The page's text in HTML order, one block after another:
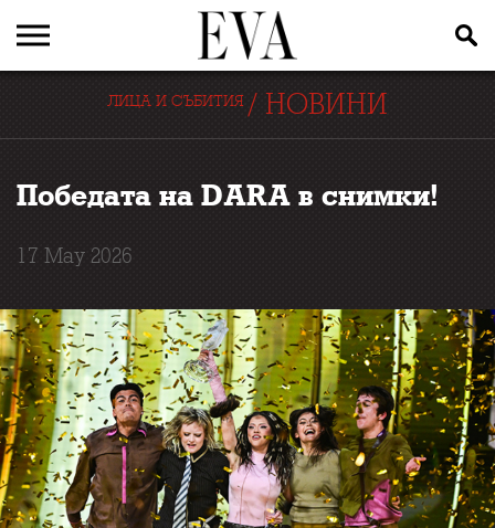
ЛИЦА И СЪБИТИЯ / НОВИНИ
Победата на DARA в снимки!
17 May 2026